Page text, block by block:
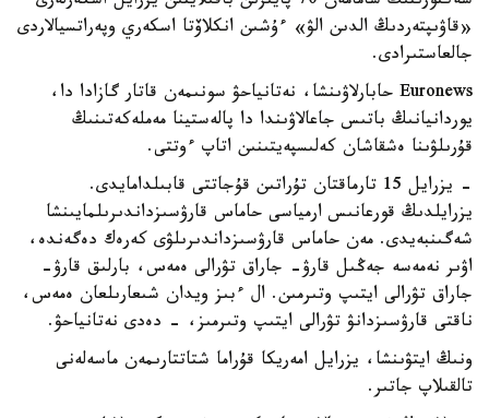
«قاۋىپتەردىڭ الدىن الۋ» ءۇشىن انكلاۆتا اسكەري وپەراتسيالاردى
جالعاستىرادى.
Euronews حابارلاۋىنشا، نەتانياحۋ سونىمەن قاتار گازادا دا،
يوردانيانىڭ باتىس جاعالاۋىندا دا پالەستينا مەملەكەتىنىڭ
قۇرىلۋىنا ەشقاشان كەلىسپەيتىنىن اتاپ ءوتتى.
- يزرايل 15 تارماقتان تۇراتىن قۇجاتتى قابىلدامايدى.
يزرايلدىڭ قورعانىس ارمياسى حاماس قارۋسىزداندىرىلمايىنشا
شەگىنبەيدى. مەن حاماس قارۋسىزداندىرىلۋى كەرەك دەگەندە،
اۋىر نەمەسە جەڭىل قارۋ- جاراق تۋرالى ەمەس، بارلىق قارۋ-
جاراق تۋرالى ايتىپ وتىرمىن. ال ءبىز ويدان شىعارىلعان ەمەس،
ناقتى قارۋسىزدانۋ تۋرالى ايتىپ وتىرمىز، - دەدى نەتانياحۋ.
ونىڭ ايتۋىنشا، يزرايل امەريكا قۇراما شتاتتارىمەن ماسەلەنى
تالقىلاپ جاتىر.